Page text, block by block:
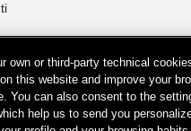
own or third-party technical
this website and improve your
You can also consent to the
help us to send you